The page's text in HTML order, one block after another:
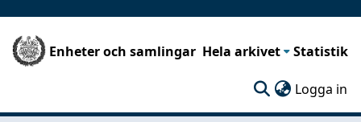
Enheter och samlingar Hela arkivet Statistik
Logga in